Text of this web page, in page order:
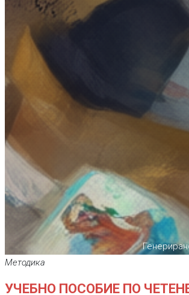
Методика
УЧЕБНО ПОСОБИЕ ПО